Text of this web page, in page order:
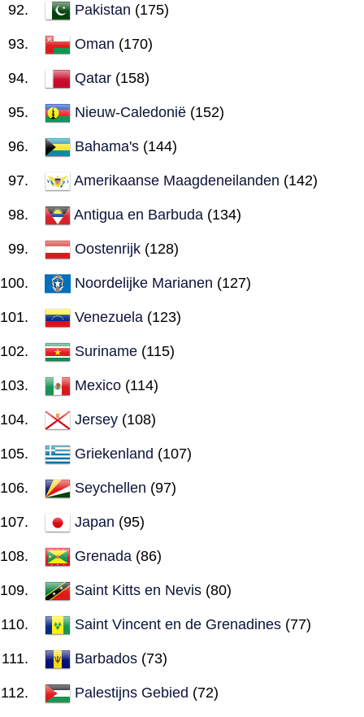
Pakistan (175)
Oman (170)
Qatar (158)
Nieuw-Caledonië (152)
Bahama's (144)
Amerikaanse Maagdeneilanden (142)
Antigua en Barbuda (134)
Oostenrijk (128)
Noordelijke Marianen (127)
Venezuela (123)
Suriname (115)
Mexico (114)
Jersey (108)
Griekenland (107)
Seychellen (97)
Japan (95)
Grenada (86)
Saint Kitts en Nevis (80)
Saint Vincent en de Grenadines (77)
Barbados (73)
Palestijns Gebied (72)